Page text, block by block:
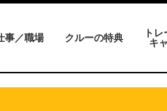
事／職場 クルーの特典
ト
キ